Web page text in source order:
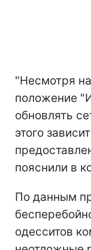
"Несмотря
положение
обновлять
этого
пояснили в
По данным
одесситов